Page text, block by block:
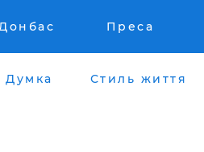
Преса
Думка Стиль життя